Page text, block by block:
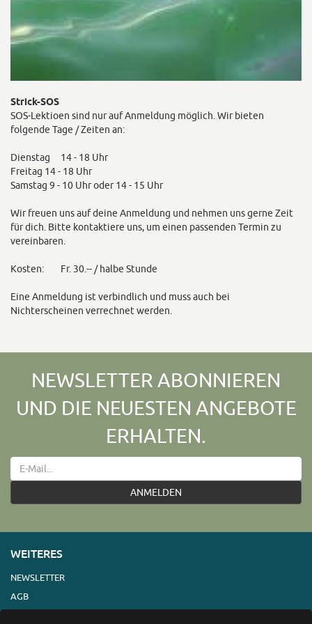
Strick-SOS
SOS-Lektioen sind nur auf Anmeldung möglich. Wir bieten
folgende Tage / Zeiten an:
Dienstag
14 - 18 Uhr
Freitag 14 - 18 Uhr
Samstag 9 - 10 Uhr oder 14 - 15 Uhr
Wir freuen uns auf deine Anmeldung und nehmen uns gerne Zeit
für dich. Bitte kontaktiere uns, um einen passenden Termin zu
vereinbaren.
Kosten: Fr. 30.-- / halbe Stunde
Eine Anmeldung ist verbindlich und muss auch bei
Nichterscheinen verrechnet werden.
NEWSLETTER ABONNIEREN
UND DIE NEUESTEN ANGEBOTE
ERHALTEN.
ANMELDEN
WEITERES
NEWSLETTER
AGB